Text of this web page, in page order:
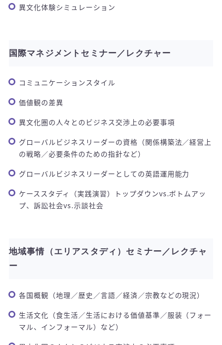
異文化体験シミュレーション
国際マネジメントセミナー／レクチャー
コミュニケーションスタイル
価値観の差異
異文化圏の人々とのビジネス交渉上の必要事項
グローバルビジネスリーダーの資格（関係構築法／経営上
の戦略／必要条件のための指針など）
グローバルビジネスリーダーとしての英語運用能力
ケーススタディ（実践演習）トップダウンvs.ボトムアッ
プ、訴訟社会vs.示談社会
地域事情（エリアスタディ）セミナー／レクチャ
ー
各国概観（地理／歴史／言語／経済／宗教などの現況）
生活文化（食生活／生活における価値基準／服装（フォー
マル、インフォーマル）など）